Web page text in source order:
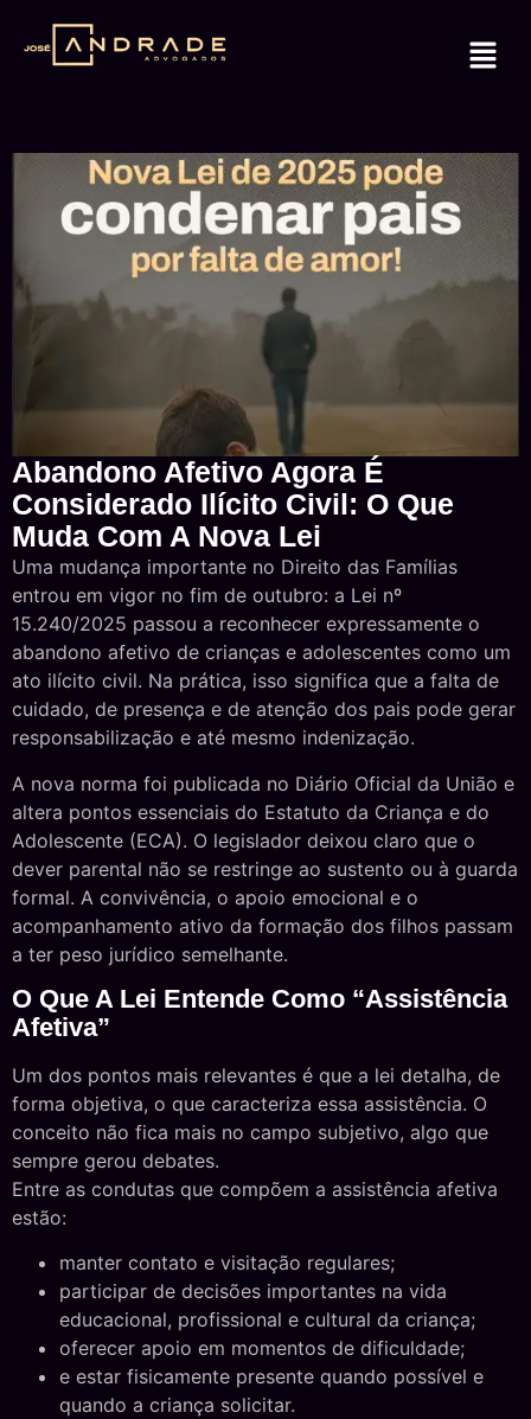
Abandono Afetivo Agora É
Considerado Ilícito Civil: O Que
Muda Com A Nova Lei
Uma mudança importante no Direito das Famílias
entrou em vigor no fim de outubro: a Lei nº
15.240/2025 passou a reconhecer expressamente o
abandono afetivo de crianças e adolescentes como um
ato ilícito civil. Na prática, isso significa que a falta de
cuidado, de presença e de atenção dos pais pode gerar
responsabilização e até mesmo indenização.
A nova norma foi publicada no Diário Oficial da União e
altera pontos essenciais do Estatuto da Criança e do
Adolescente (ECA). O legislador deixou claro que o
dever parental não se restringe ao sustento ou à guarda
formal. A convivência, o apoio emocional e o
acompanhamento ativo da formação dos filhos passam
a ter peso jurídico semelhante.
O Que A Lei Entende Como “assistência
Afetiva”
Um dos pontos mais relevantes é que a lei detalha, de
forma objetiva, o que caracteriza essa assistência. O
conceito não fica mais no campo subjetivo, algo que
sempre gerou debates.
Entre as condutas que compõem a assistência afetiva
estão:
manter contato e visitação regulares;
participar de decisões importantes na vida
educacional, profissional e cultural da criança;
oferecer apoio em momentos de dificuldade;
e estar fisicamente presente quando possível e
quando a criança solicitar.